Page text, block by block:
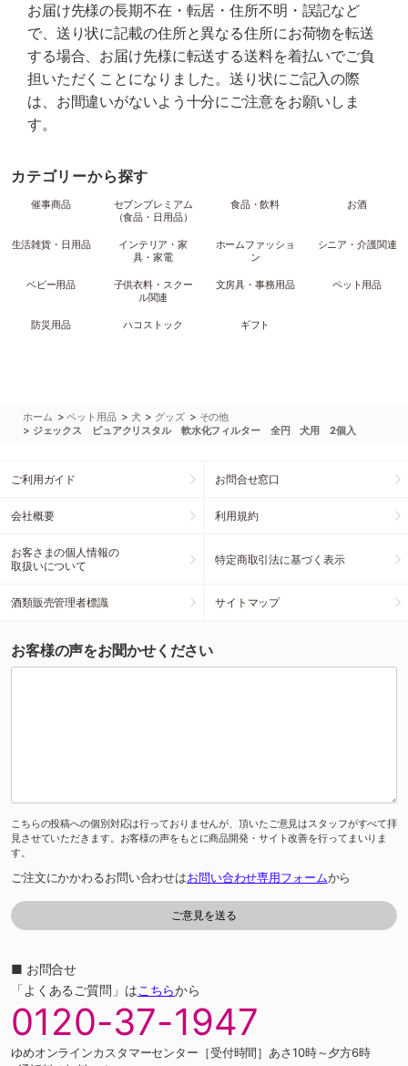
お届け先様の長期不在・転居・住所不明・誤記など
で、送り状に記載の住所と異なる住所にお荷物を転送
する場合、お届け先様に転送する送料を着払いでご負
担いただくことになりました。送り状にご記入の際
は、お間違いがないよう十分にご注意をお願いしま
す。
カテゴリーから探す
催事商品
セブンプレミアム
（食品・日用品）
食品・飲料 お酒
生活雑貨・日用品
インテリア・家
具・家電
ホームファッショ
ン
シニア・介護関連
ベビー用品
子供衣料・スクー
ル関連
文房具・事務用品 ペット用品
防災用品 ハコストック ギフト
ホーム >ペット用品 > 犬 > グッズ > その他
> ジェックス ピュアクリスタル 軟水化フィルター 全円 犬用 2個入
ご利用ガイド お問合せ窓口
会社概要 利用規約
お客さまの個人情報の
取扱いについて
特定商取引法に基づく表示
酒類販売管理者標識 サイトマップ
お客様の声をお聞かせください
こちらの投稿への個別対応は行っておりませんが、頂いたご意見はスタッフがすべて拝
見させていただきます。お客様の声をもとに商品開発・サイト改善を行ってまいりま
す。
ご注文にかかわるお問い合わせはお問い合わせ専用フォームから
■ お問合せ
「よくあるご質問」はこちらから
0120-37-1947
ゆめオンラインカスタマーセンター［受付時間］あさ10時～夕方6時